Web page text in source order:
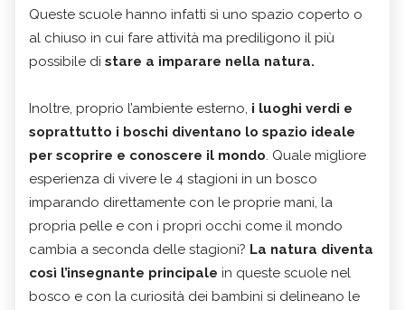
Queste scuole hanno infatti sì uno spazio coperto o
al chiuso in cui fare attività ma prediligono il più
possibile di stare a imparare nella natura.
Inoltre, proprio l’ambiente esterno, i luoghi verdi e
soprattutto i boschi diventano lo spazio ideale
per scoprire e conoscere il mondo. Quale migliore
esperienza di vivere le 4 stagioni in un bosco
imparando direttamente con le proprie mani, la
propria pelle e con i propri occhi come il mondo
cambia a seconda delle stagioni? La natura diventa
così l’insegnante principale in queste scuole nel
bosco e con la curiosità dei bambini si delineano le